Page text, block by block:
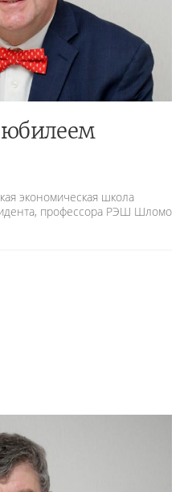
юбилеем
экономическая школа
профессора РЭШ Шломо